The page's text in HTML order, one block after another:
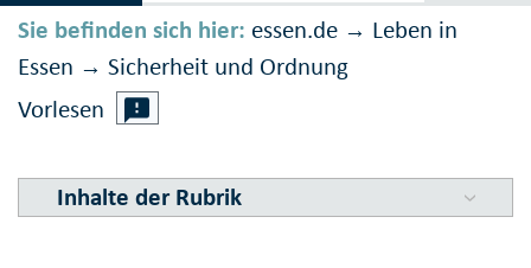
Sie befinden sich hier: essen.de → Leben in
Essen → Sicher­heit und Ord­nung
Vorlesen
Inhalte der Rubrik